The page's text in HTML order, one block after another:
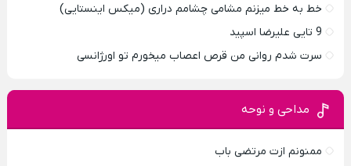
خط به خط میزنم مشامی چشامم دراری (میکس اینستایی)
9 تایی علیرضا اسپید
سرت شدم روانی من قرص اعصاب میخورم تو اورژانسی
مداحی و نوحه
ممنونم ازت مرتضی باب